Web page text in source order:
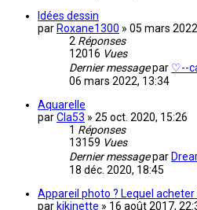
Idées dessin
par Roxane1300 » 05 mars
2 Réponses
12016 Vues
Dernier messagepar ♡--
06 mars 2022, 13:34
Aquarelle
parCla53 » 25 oct. 2020, 15:26
1 Réponses
13159 Vues
Dernier messagepar
18 déc. 2020, 18:45
Appareil photo ? Lequel acheter
par kikinette » 16 août 2017,